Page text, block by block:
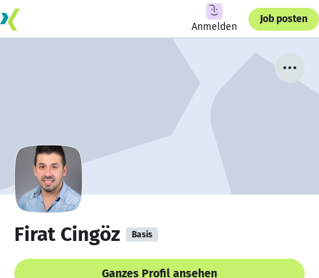
Anmelden
Job posten
Firat Cingöz Basis
Ganzes Profil ansehen